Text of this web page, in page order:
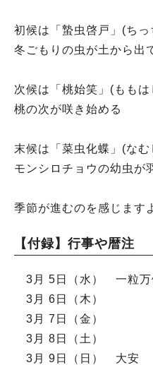
初候は「蟄虫啓戸」(ち
冬ごもりの虫が土から出
次候は「桃始笑」(もも
桃の次が咲き始める
末候は「菜虫化蝶」(な
モンシロチョウの幼虫が
季節が進むのを感じます
【付録】行事や暦注
3月 5日（水） 一粒万
3月 6日（木）
3月 7日（金）
3月 8日（土）
3月 9日（日） 大安